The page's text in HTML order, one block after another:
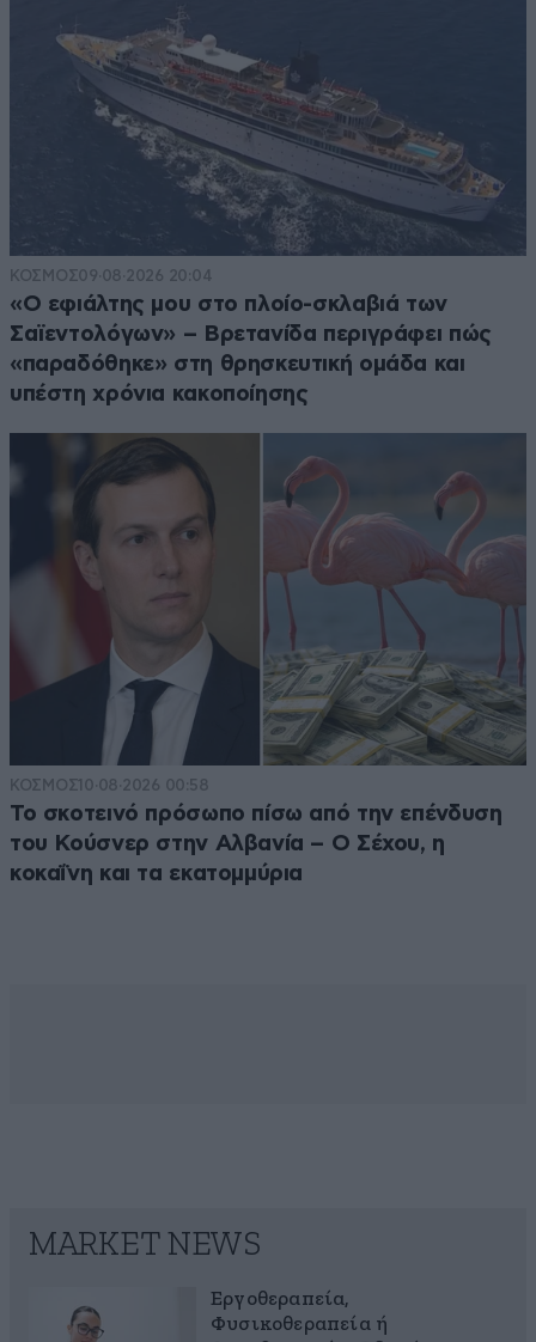
ΚΟΣΜΟΣ09·08·2026 20:04
«Ο εφιάλτης μου στο πλοίο-σκλαβιά των
Σαϊεντολόγων» – Βρετανίδα περιγράφει πώς
«παραδόθηκε» στη θρησκευτική ομάδα και
υπέστη χρόνια κακοποίησης
ΚΟΣΜΟΣ10·08·2026 00:58
Το σκοτεινό πρόσωπο πίσω από την επένδυση
του Κούσνερ στην Αλβανία – Ο Σέχου, η
κοκαΐνη και τα εκατομμύρια
MARKET NEWS
Εργοθεραπεία,
Φυσικοθεραπεία ή